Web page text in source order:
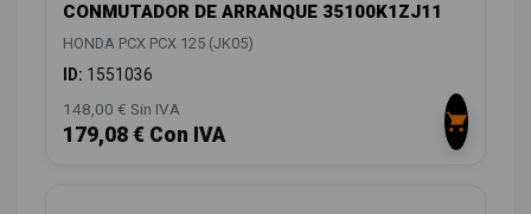
CONMUTADOR DE ARRANQUE 35100K1ZJ11
HONDA PCX PCX 125 (JK05)
ID: 1551036
148,00 € Sin IVA
179,08 € Con IVA